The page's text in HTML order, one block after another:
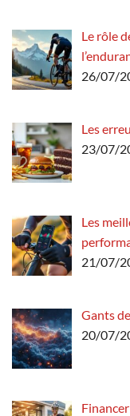
Le rôle
26/07/
Les
23/07/
Les
21/07/
Gants
20/07/